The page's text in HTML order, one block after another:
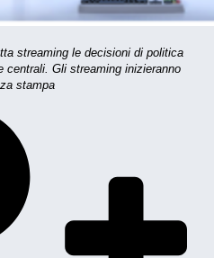
streaming le decisioni di politica
centrali. Gli streaming inizieranno
stampa